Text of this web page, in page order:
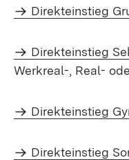
Direkteinstieg
Direkteinstieg
Werkreal-, Real-
Direkteinstieg
Direkteinstieg